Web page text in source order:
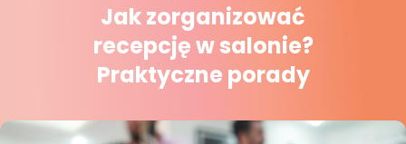
Jak zorganizować
recepcję w salonie?
Praktyczne porady